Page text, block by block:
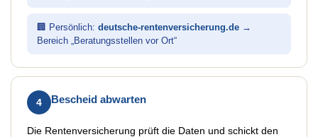
🏢 Persönlich: deutsche-rentenversicherung.de →
Bereich „Beratungsstellen vor Ort“
4 Bescheid abwarten
Die Rentenversicherung prüft die Daten und schickt den